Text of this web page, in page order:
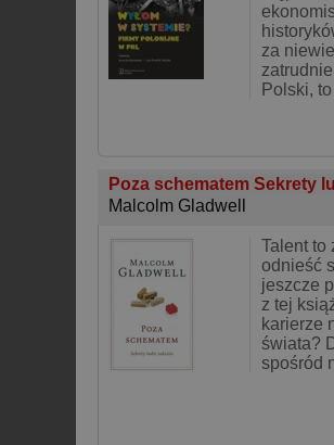
za
Polski,
Poza schematem Sekrety
Malcolm Gladwell
Talent to
odnieść
jeszcze
z tej
karierze
świata?
spośród